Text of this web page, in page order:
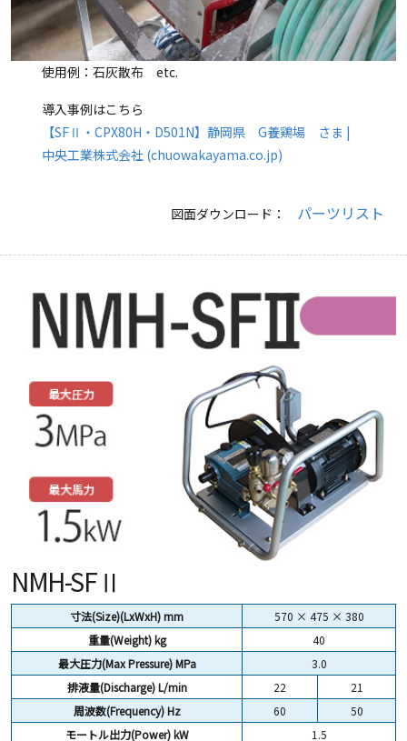
使用例：石灰散布 etc.
導入事例はこちら
【SFⅡ・CPX80H・D501N】静岡県 G養鶏場 さま |
中央工業株式会社 (chuowakayama.co.jp)
図面ダウンロード： パーツリスト
NMH-SFⅡ
寸法(Size)(LxWxH) mm
570 × 475 × 380
重量(Weight)kg
40
最大圧力(Max Pressure) MPa
3.0
排液量(Discharge) L/min
22
21
周波数(Frequency) Hz
60
50
モートル出力(Power) kW
1.5